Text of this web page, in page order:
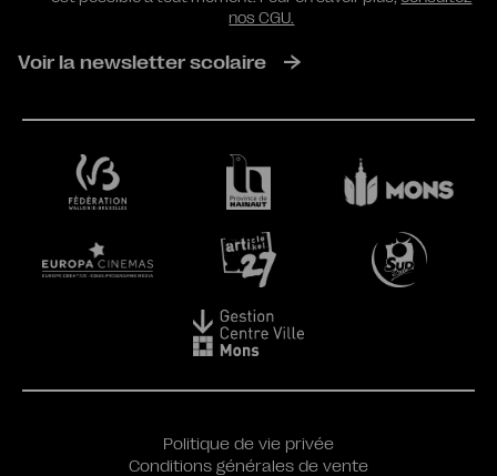
nos CGU.
Voir la newsletter scolaire
Politique de vie privée
Conditions générales de vente